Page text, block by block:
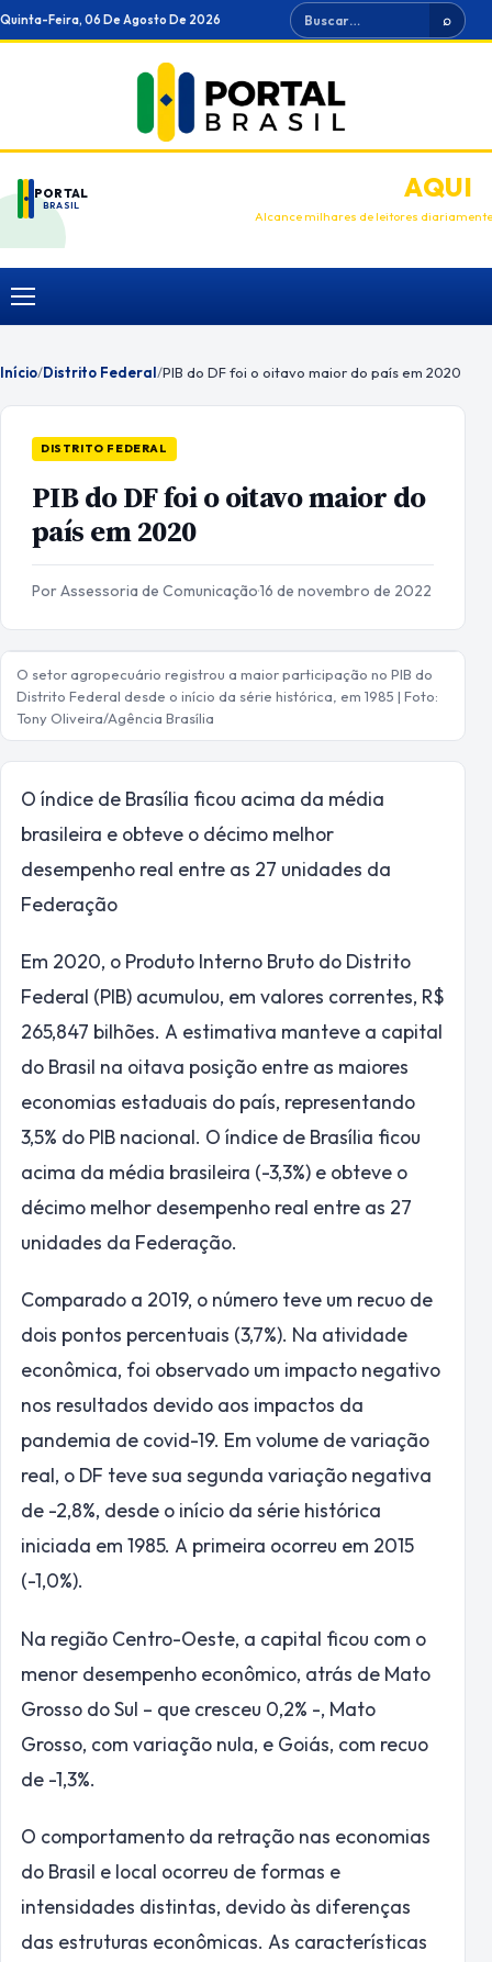
Ir
para
Quinta-Feira, 06 De Agosto De 2026 Buscar ⌕
PORTAL
BRASIL
ANUNCIEAQUI
Alcance milhares de leitores diariamente
Menu
Início/Distrito Federal/PIB do DF foi o oitavo maior do país em 2020
DISTRITO FEDERAL
PIB do DF foi o oitavo maior do
país em 2020
Por Assessoria de Comunicação·16 de novembro de 2022
O setor agropecuário registrou a maior participação no PIB do
Distrito Federal desde o início da série histórica, em 1985 | Foto:
Tony Oliveira/Agência Brasília
O índice de Brasília ficou acima da média
brasileira e obteve o décimo melhor
desempenho real entre as 27 unidades da
Federação
Em 2020, o Produto Interno Bruto do Distrito
Federal (PIB) acumulou, em valores correntes, R$
265,847 bilhões. A estimativa manteve a capital
do Brasil na oitava posição entre as maiores
economias estaduais do país, representando
3,5% do PIB nacional. O índice de Brasília ficou
acima da média brasileira (-3,3%) e obteve o
décimo melhor desempenho real entre as 27
unidades da Federação.
Comparado a 2019, o número teve um recuo de
dois pontos percentuais (3,7%). Na atividade
econômica, foi observado um impacto negativo
nos resultados devido aos impactos da
pandemia de covid-19. Em volume de variação
real, o DF teve sua segunda variação negativa
de -2,8%, desde o início da série histórica
iniciada em 1985. A primeira ocorreu em 2015
(-1,0%).
Na região Centro-Oeste, a capital ficou com o
menor desempenho econômico, atrás de Mato
Grosso do Sul – que cresceu 0,2% -, Mato
Grosso, com variação nula, e Goiás, com recuo
de -1,3%.
O comportamento da retração nas economias
do Brasil e local ocorreu de formas e
intensidades distintas, devido às diferenças
das estruturas econômicas. As características